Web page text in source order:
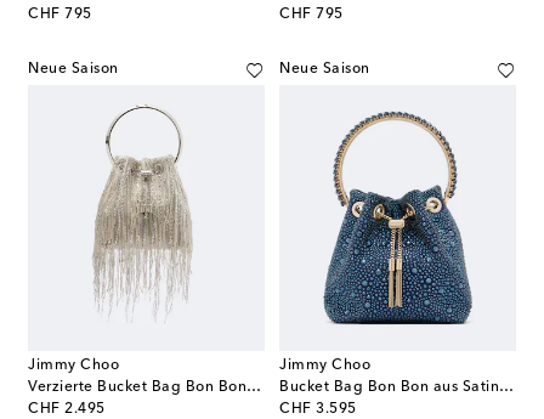
CHF 795
original price
CHF 795
original price
Neue Saison
Jimmy Choo
Verzierte Bucket Bag Bon Bon aus Satin
CHF 2.495
original price
Neue Saison
Jimmy Choo
Bucket Bag Bon Bon aus Satin mit Kristallen
CHF 3.595
original price